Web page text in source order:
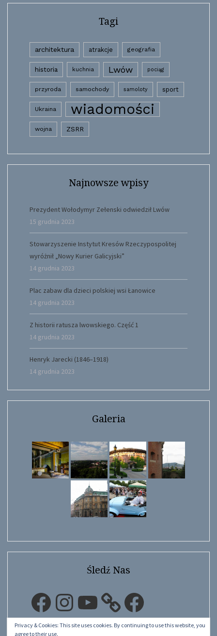
Tagi
architektura atrakcje geografia
historia kuchnia Lwów pociąg
przyroda samochody samoloty sport
Ukraina wiadomości
wojna ZSRR
Najnowsze wpisy
Prezydent Wołodymyr Zełenski odwiedził Lwów
15 grudnia 2023
Stowarzyszenie Instytut Kresów Rzeczypospolitej
wyróżnił „Nowy Kurier Galicyjski”
14 grudnia 2023
Plac zabaw dla dzieci polskiej wsi Łanowice
14 grudnia 2023
Z historii ratusza lwowskiego. Część 1
14 grudnia 2023
Henryk Jarecki (1846–1918)
14 grudnia 2023
Galeria
Śledź Nas
FacebookInstagramYouTube Facebook
Privacy & Cookies: This site uses cookies. By continuing to use this website, you
agree to their use.